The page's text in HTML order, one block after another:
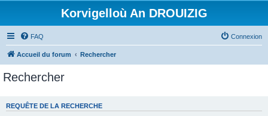
Korvigelloù An DROUIZIG
FAQ Connexion
Accueil du forum Rechercher
Rechercher
REQUÊTE DE LA RECHERCHE